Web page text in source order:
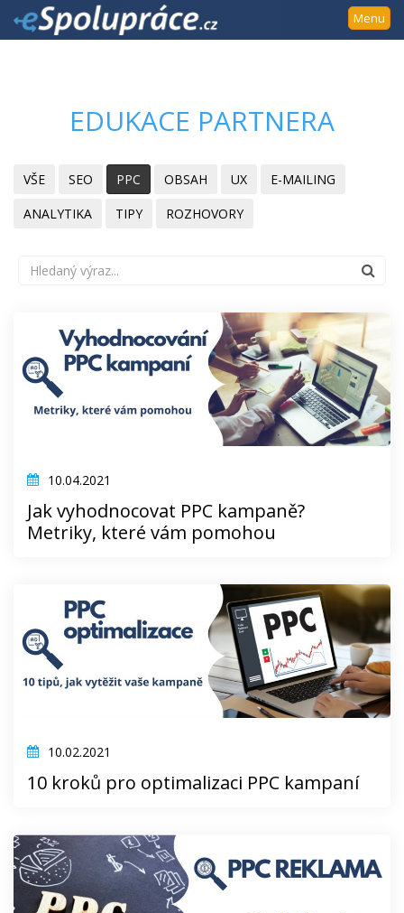
Přejít
k
obsah
postrannímu
sloupci
Menu
EDUKACE PARTNERA
VŠE SEO PPC OBSAH UX
E-MAILING
ANALYTIKA
TIPY ROZHOVORY
10.04.2021
Jak vyhodnocovat PPC kampaně?
Metriky, které vám pomohou
10.02.2021
10 kroků pro optimalizaci PPC kampaní